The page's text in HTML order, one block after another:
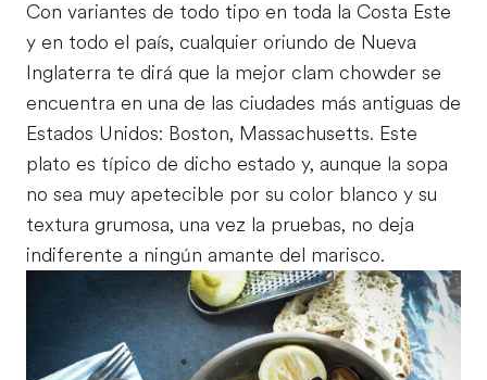
Con variantes de todo tipo en toda la Costa Este
y en todo el país, cualquier oriundo de Nueva
Inglaterra te dirá que la mejor clam chowder se
encuentra en una de las ciudades más antiguas de
Estados Unidos: Boston, Massachusetts. Este
plato es típico de dicho estado y, aunque la sopa
no sea muy apetecible por su color blanco y su
textura grumosa, una vez la pruebas, no deja
indiferente a ningún amante del marisco.